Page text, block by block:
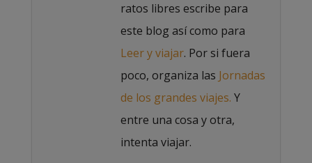
ratos libres escribe para
este blog así como para
Leer y viajar. Por si fuera
poco, organiza las Jornadas
de los grandes viajes. Y
entre una cosa y otra,
intenta viajar.